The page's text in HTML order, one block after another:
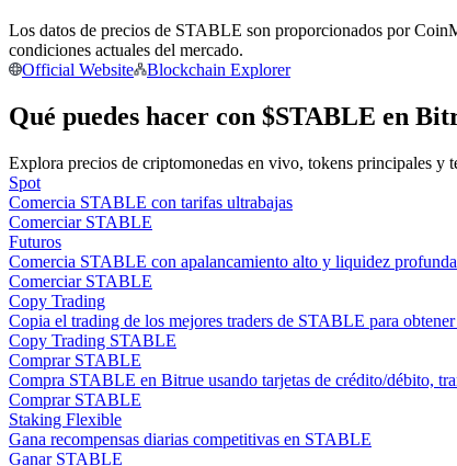
Copiar Trading
Únete a los mejores traders
Conviértete en un Trader de Copia
Disfruta del reparto de beneficios y comisiones de copy
Los datos de precios de STABLE son proporcionados por
condiciones actuales del mercado.
Official Website
Blockchain Explorer
Qué puedes hacer con $STABLE en
Explora precios de criptomonedas en vivo, tokens principales y
Spot
Comercia STABLE con tarifas ultrabajas
Comerciar STABLE
Futuros
Comercia STABLE con apalancamiento alto y liquidez profunda
Comerciar STABLE
Copy Trading
Copia el trading de los mejores traders de STABLE para
Copy Trading STABLE
Comprar STABLE
Compra STABLE en Bitrue usando tarjetas de crédito/débito,
Comprar STABLE
Staking Flexible
Gana recompensas diarias competitivas en STABLE
Ganar STABLE